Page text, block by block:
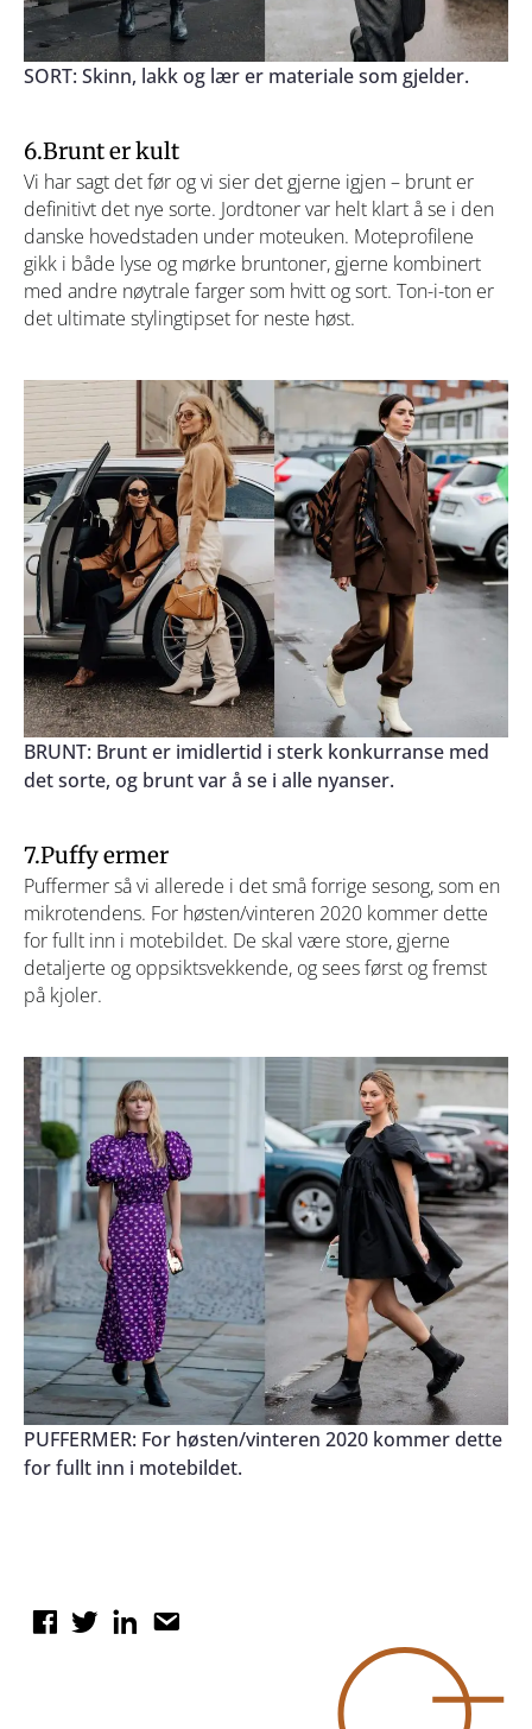
SORT: Skinn, lakk og lær er materiale som gjelder.
6.Brunt er kult
Vi har sagt det før og vi sier det gjerne igjen – brunt er
definitivt det nye sorte. Jordtoner var helt klart å se i den
danske hovedstaden under moteuken. Moteprofilene
gikk i både lyse og mørke bruntoner, gjerne kombinert
med andre nøytrale farger som hvitt og sort. Ton-i-ton er
det ultimate stylingtipset for neste høst.
BRUNT: Brunt er imidlertid i sterk konkurranse med
det sorte, og brunt var å se i alle nyanser.
7.Puffy ermer
Puffermer så vi allerede i det små forrige sesong, som en
mikrotendens. For høsten/vinteren 2020 kommer dette
for fullt inn i motebildet. De skal være store, gjerne
detaljerte og oppsiktsvekkende, og sees først og fremst
på kjoler.
PUFFERMER: For høsten/vinteren 2020 kommer dette
for fullt inn i motebildet.